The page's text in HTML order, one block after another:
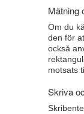
Mätning
Om du
den för
också
motsats
Skriva